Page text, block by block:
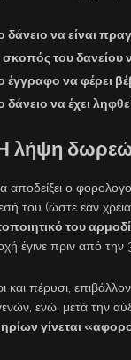
δάνειο να είναι
του δανείου
έγγραφο να φέρει
δάνειο να έχει
λήψη
αποδείξει ο
του (ώστε εάν
του
έγινε πριν από την
και πέρυσι,
ενώ, μετά την
γίνεται